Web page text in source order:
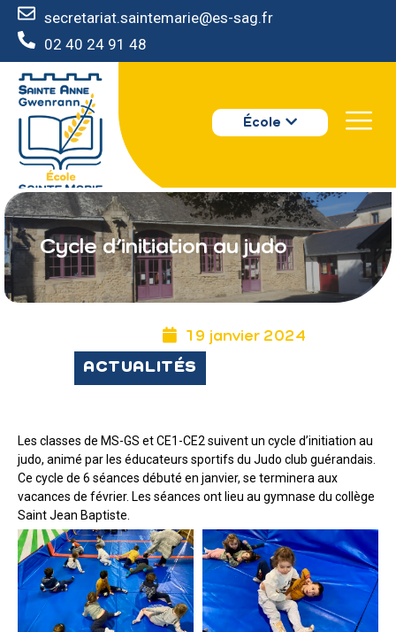
secretariat.saintemarie@es-sag.fr
02 40 24 91 48
École
Cycle d’initiation au judo
ÉCOLE SAINTE MARIE - GUÉRANDE
QUI SOMMES NOUS ?
LES ACTEURS
INFOS PRATIQUES
INSCRIRE SON ENFANT
ACTUALITÉS
19 janvier 2024
Les classes de MS-GS et CE1-CE2 suivent un cycle d’initiation au
judo, animé par les éducateurs sportifs du Judo club guérandais.
Ce cycle de 6 séances débuté en janvier, se terminera aux
vacances de février. Les séances ont lieu au gymnase du collège
Saint Jean Baptiste.